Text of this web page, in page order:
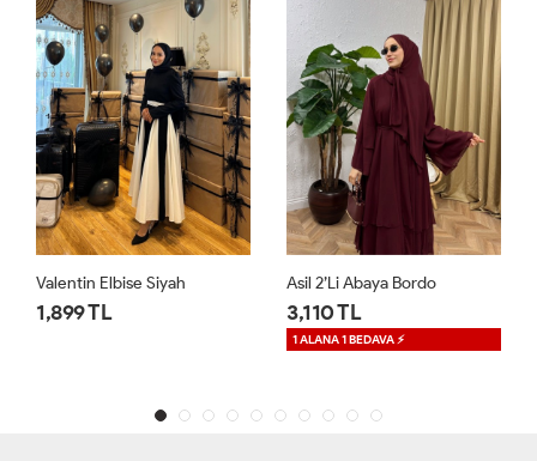
Asil 2’li Abaya Bordo
3,110 TL
Premium Mihra Kaftan Siyah
2,499 TL